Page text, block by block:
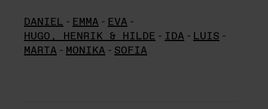
DANIEL - EMMA - EVA -
HUGO, HENRIK & HILDE - IDA - LUIS -
MARTA - MONIKA - SOFIA